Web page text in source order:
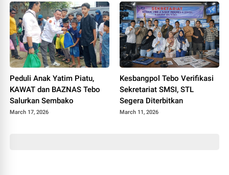
Peduli Anak Yatim Piatu,
KAWAT dan BAZNAS Tebo
Salurkan Sembako
March 17, 2026
Kesbangpol Tebo Verifikasi
Sekretariat SMSI, STL
Segera Diterbitkan
March 11, 2026